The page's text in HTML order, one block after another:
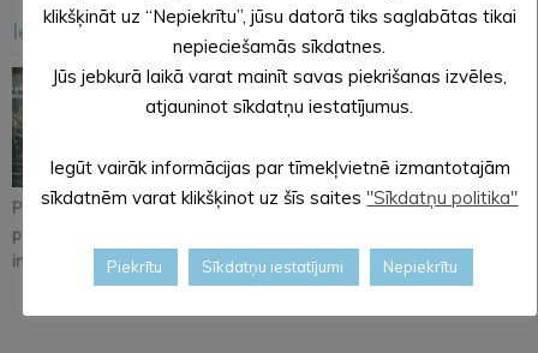
Iesakām arī šo
Pastāsti savas domas
par Kopienu svētku
iniciatīvu!
Alūksnē notiks
apmācība
Zemessardze...
Iznācis jaunākais
informatīvā izdevum...
klikšķināt uz “Nepiekrītu”, jūsu datorā tiks saglabātas tikai
nepieciešamās sīkdatnes.
Jūs jebkurā laikā varat mainīt savas piekrišanas izvēles,
atjauninot sīkdatņu iestatījumus.
Iegūt vairāk informācijas par tīmekļvietnē izmantotajām
sīkdatnēm varat klikšķinot uz šīs saites "Sīkdatņu politika"
Piekrītu Sīkdatņu iestatījumi Nepiekrītu